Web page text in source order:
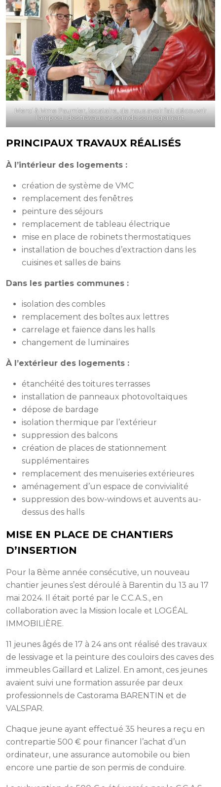
Merci à Mme Paumier, locataire, de nous avoir fait découvrir
l’ampleur des travaux au sein de son logement.
PRINCIPAUX TRAVAUX RÉALISÉS
À l’intérieur des logements :
création de système de VMC
remplacement des fenêtres
peinture des séjours
remplacement de tableau électrique
mise en place de robinets thermostatiques
installation de bouches d’extraction dans les
cuisines et salles de bains
Dans les parties communes :
isolation des combles
remplacement des boîtes aux lettres
carrelage et faïence dans les halls
changement de luminaires
À l’extérieur des logements :
étanchéité des toitures terrasses
installation de panneaux photovoltaïques
dépose de bardage
isolation thermique par l’extérieur
suppression des balcons
création de places de stationnement
supplémentaires
remplacement des menuiseries extérieures
aménagement d’un espace de convivialité
suppression des bow-windows et auvents au-
dessus des halls
MISE EN PLACE DE CHANTIERS
D’INSERTION
Pour la 8ème année consécutive, un nouveau
chantier jeunes s’est déroulé à Barentin du 13 au 17
mai 2024. Il était porté par le C.C.A.S., en
collaboration avec la Mission locale et LOGÉAL
IMMOBILIÈRE.
11 jeunes âgés de 17 à 24 ans ont réalisé des travaux
de lessivage et la peinture des couloirs des caves des
immeubles Gaillard et Lalizel. En amont, ces jeunes
avaient suivi une formation assurée par deux
professionnels de Castorama BARENTIN et de
VALSPAR.
Chaque jeune ayant effectué 35 heures a reçu en
contrepartie 500 € pour financer l’achat d’un
ordinateur, une assurance automobile ou bien
encore une partie de son permis de conduire.